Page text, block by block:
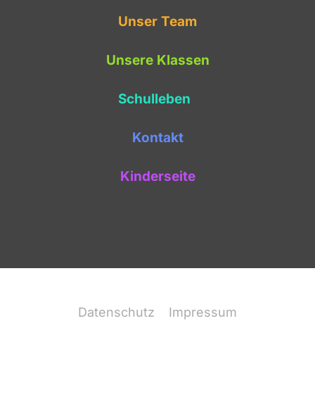
Unser Team
Unsere Klassen
Schulleben
Kontakt
Kinderseite
Datenschutz Impressum